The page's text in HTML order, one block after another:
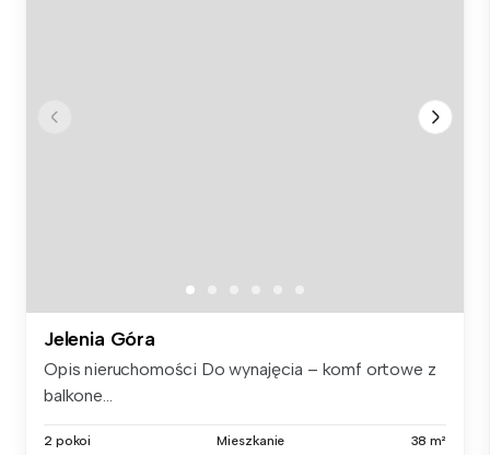
Jelenia Góra
Opis nieruchomości Do wynajęcia – komf ortowe z
balkone...
2 pokoi Mieszkanie 38 m²